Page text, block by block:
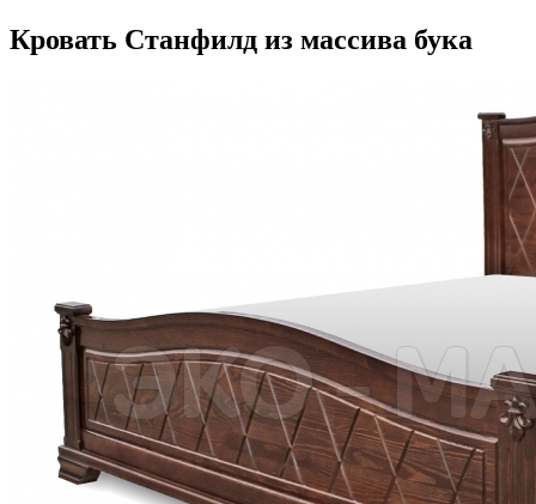
Кровать Станфилд из массива бука